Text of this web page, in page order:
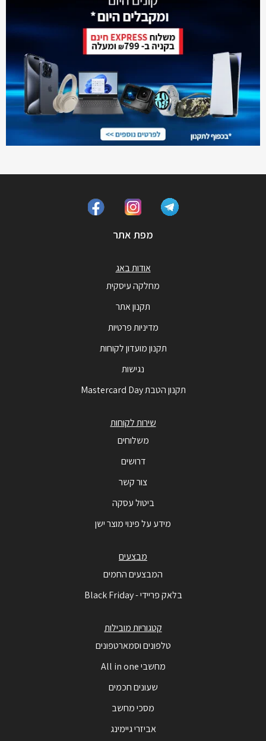
מפת אתר
אודות באג
מחלקה עיסקית
תקנון אתר
מדיניות פרטיות
תקנון מועדון לקוחות
נגישות
תקנון הטבת Mastercard Day
שירות לקוחות
משלוחים
דרושים
צור קשר
ביטול עסקה
מידע על פינוי מוצר ישן
מבצעים
המבצעים החמים
בלאק פריידי - Black Friday
קטגוריות מובילות
טלפונים וסמארטפונים
מחשבי All in one
שעונים חכמים
מסכי מחשב
אביזרי גיימינג